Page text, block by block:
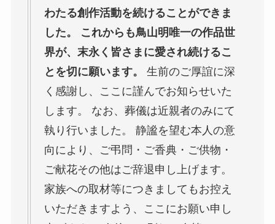
わたる創作活動を続けることができま
した。 これからも鳥山明唯一の作品世
界が、末永く皆さまに愛され続けるこ
とを切に願います。
生前のご厚誼に深
く感謝し、ここに謹んでお知らせいた
します。 なお、葬儀は近親者のみにて
執り行いました。 静謐を望む本人の意
向により、ご弔問・ご香典・ご供物・
ご献花その他はご辞退申し上げます。
家族への取材等につきましてもお控え
いただきますよう、ここにお願い申し